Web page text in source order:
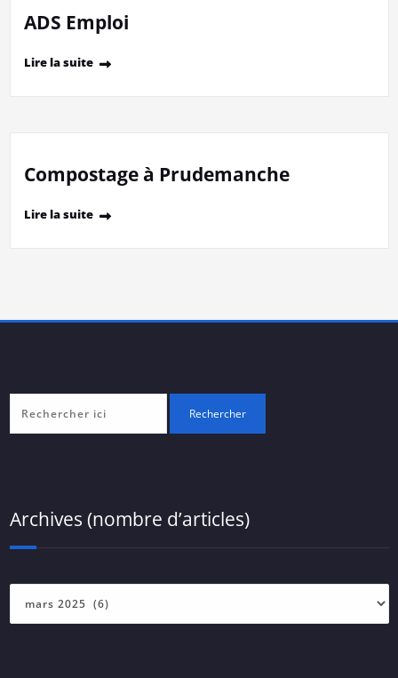
ADS Emploi
Lire la suite
Compostage à Prudemanche
Lire la suite
Archives (nombre d’articles)
(nombre